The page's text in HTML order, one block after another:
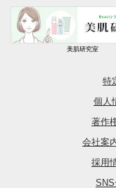
美肌研究室
特
個人
著作
会社案
採用
SNS